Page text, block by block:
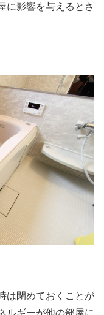
に影響を与えるとさ
は閉めておくことが
ルギーが他の部屋に